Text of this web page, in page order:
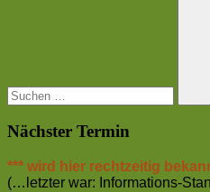
Nächster Termin
*** wird hier rechtzeitig
(…letzter war: Informations-